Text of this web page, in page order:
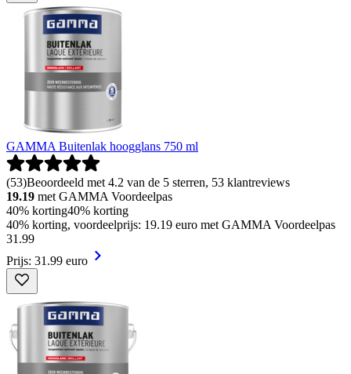
GAMMA Buitenlak hoogglans 750 ml
(53)Beoordeeld met 4.2 van de 5 sterren, 53 klantreviews
19.19 met GAMMA Voordeelpas
40% korting40% korting
40% korting, voordeelprijs: 19.19 euro met GAMMA Voordeelpas
31.99
Prijs: 31.99 euro